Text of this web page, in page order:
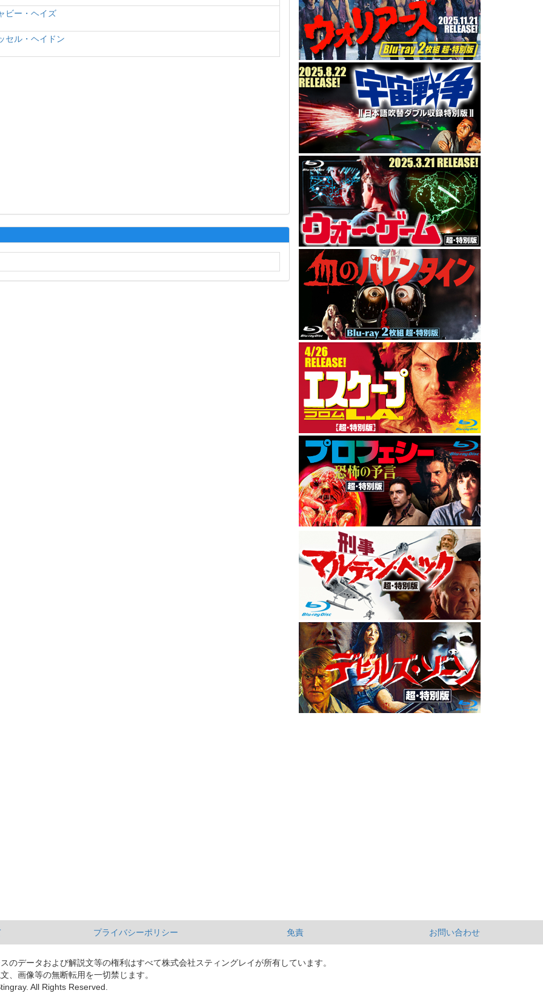
ビー・ヘイズ
セル・ヘイドン
プライバシーポリシー 免責 お問い合わせ
のデータおよび解説文等の権利はすべて株式会社スティングレイが所有しています。
、画像等の無断転用を一切禁じます。
All Rights Reserved.